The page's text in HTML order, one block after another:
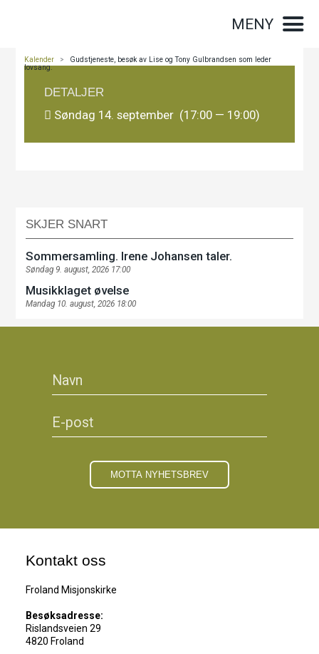
MENY
Kalender >
Gudstjeneste, besøk av Lise og Tony Gulbrandsen som leder
lovsang.
DETALJER
Søndag 14. september (17:00 — 19:00)
SKJER SNART
Sommersamling. Irene Johansen taler.
Søndag 9. august, 2026 17:00
Musikklaget øvelse
Mandag 10. august, 2026 18:00
Kontakt oss
Froland Misjonskirke
Besøksadresse:
Rislandsveien 29
4820 Froland